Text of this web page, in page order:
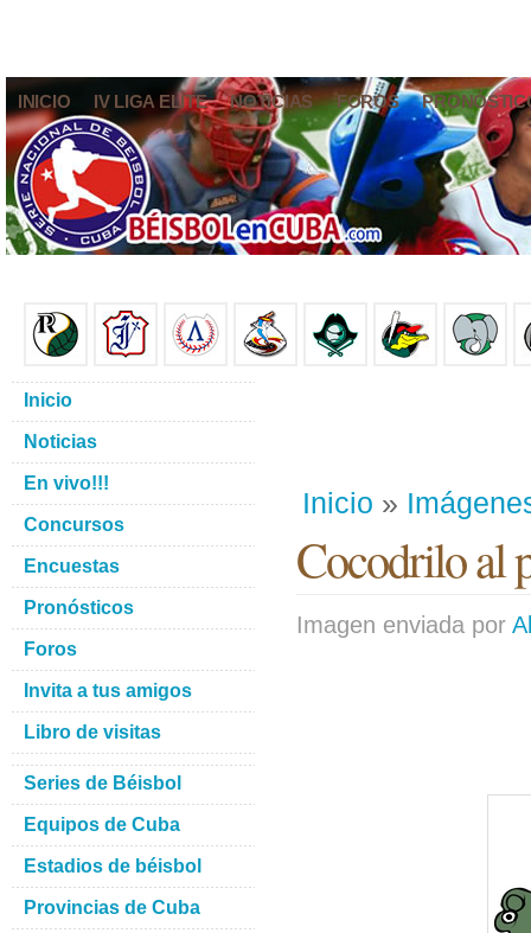
INICIO IV LIGA ELITE NOTICIAS FOROS
Inicio »
Cocodrilo al
Imagen enviada por
Inicio
Noticias
En vivo!!!
Concursos
Encuestas
Pronósticos
Foros
Invita a tus amigos
Libro de visitas
Series de Béisbol
Equipos de Cuba
Estadios de béisbol
Provincias de Cuba